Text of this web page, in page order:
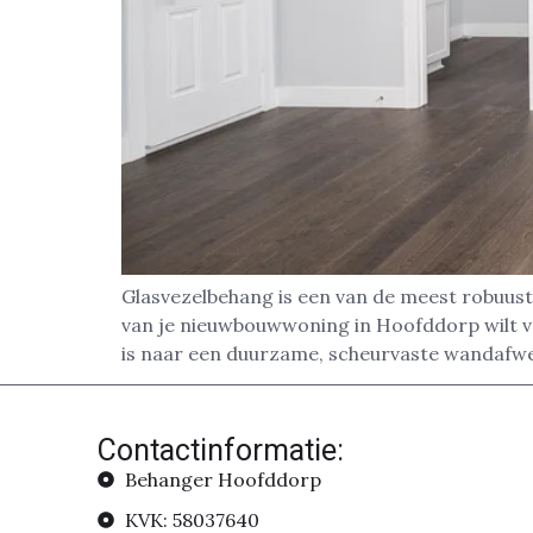
Glasvezelbehang is een van de meest
van je nieuwbouwwoning in Hoofddorp wilt
is naar een duurzame, scheurvaste
Contactinformatie:
Behanger Hoofddorp
KVK: 58037640